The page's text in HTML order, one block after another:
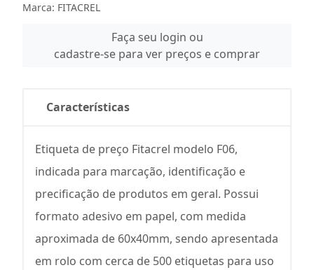
Marca: FITACREL
Faça seu login ou
cadastre-se para ver preços e comprar
Características
Etiqueta de preço Fitacrel modelo F06,
indicada para marcação, identificação e
precificação de produtos em geral. Possui
formato adesivo em papel, com medida
aproximada de 60x40mm, sendo apresentada
em rolo com cerca de 500 etiquetas para uso